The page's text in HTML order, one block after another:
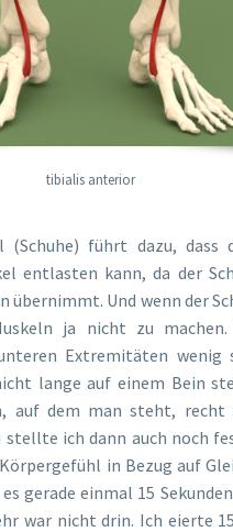
tibialis anterior
(Schuhe) führt dazu, dass
entlasten kann, da der
übernimmt. Und wenn der
ja nicht zu machen.
Extremitäten wenig
lange auf einem Bein
auf dem man steht, recht
stellte ich dann auch noch
in Bezug auf
gerade einmal 15
war nicht drin. Ich eierte